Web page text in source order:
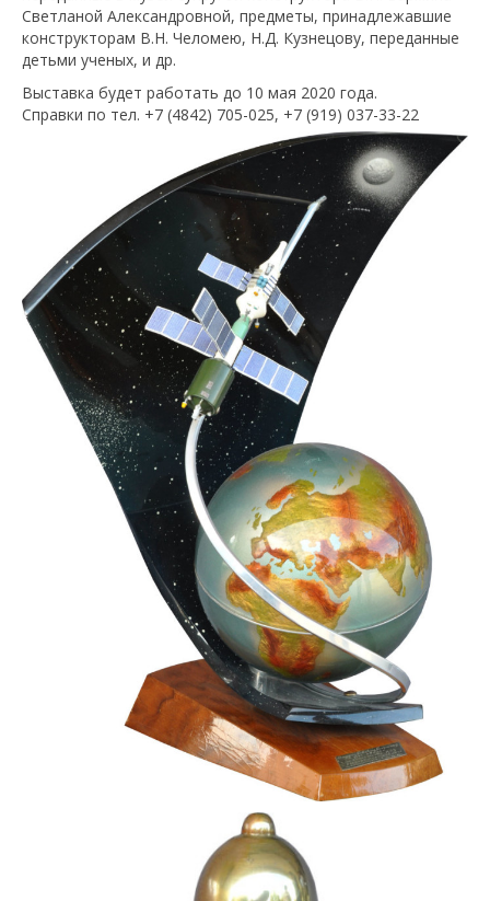
Светланой Александровной, предметы, принадлежавшие
конструкторам В.Н. Челомею, Н.Д. Кузнецову, переданные
детьми ученых, и др.
Выставка будет работать до 10 мая 2020 года.
Справки по тел. +7 (4842) 705-025, +7 (919) 037-33-22